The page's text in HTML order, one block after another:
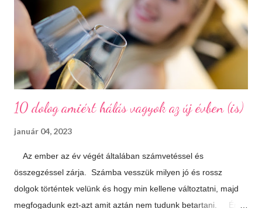
tekinteni a régészeti parkban. De még mielőtt ide eljutnánk,
érdemes megállni a gyönyörűen felújított főtéren, ahol a
Makovecz Imre által tervezett Szent István Templom magas...
10 dolog amiért hálás vagyok az új évben (is)
január 04, 2023
Az ember az év végét általában számvetéssel és
összegzéssel zárja. Számba vesszük milyen jó és rossz
dolgok történtek velünk és hogy min kellene változtatni, majd
megfogadunk ezt-azt amit aztán nem tudunk betartani. Én